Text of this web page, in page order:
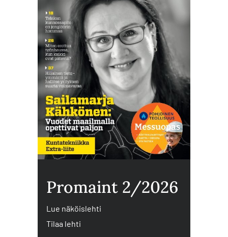
Promaint 2/2026
Lue näköislehti
Tilaa lehti